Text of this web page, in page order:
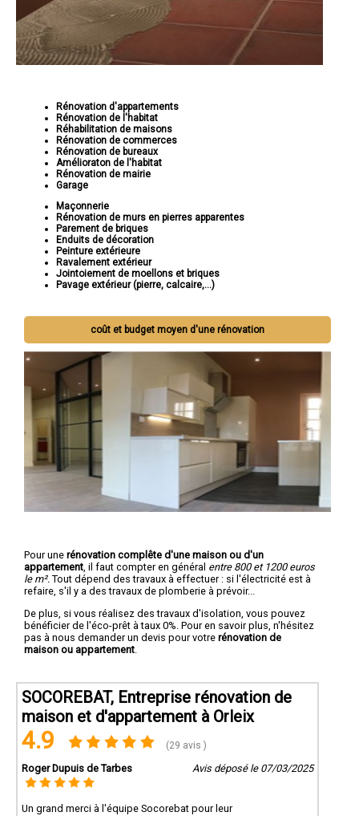
Rénovation d'appartements
Rénovation de l'habitat
Réhabilitation de maisons
Rénovation de commerces
Rénovation de bureaux
Amélioraton de l'habitat
Rénovation de mairie
Garage
Maçonnerie
Rénovation de murs en pierres apparentes
Parement de briques
Enduits de décoration
Peinture extérieure
Ravalement extérieur
Jointoiement de moellons et briques
Pavage extérieur (pierre, calcaire,...)
coût et budget moyen d'une rénovation
Pour une rénovation complête d'une maison ou d'un
appartement , il faut compter en général entre 800 et 1200 euros
le m². Tout dépend des travaux à effectuer : si l'électricité est à
refaire, s'il y a des travaux de plomberie à prévoir...
De plus, si vous réalisez des travaux d'isolation, vous pouvez
bénéficier de l'éco-prêt à taux 0%. Pour en savoir plus, n'hésitez
pas à nous demander un devis pour votre rénovation de
maison ou appartement
SOCOREBAT, Entreprise rénovation de
maison et d'appartement à Orleix
4.9 (29 avis )
Roger Dupuis de Tarbes Avis déposé le 07/03/2025
Un grand merci à l'équipe Socorebat pour leur